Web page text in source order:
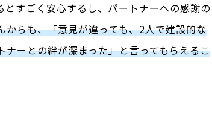
すごく安心するし、パートナーへの感謝の
からも、「意見が違っても、2人で建設的な
ーとの絆が深まった」と言ってもらえるこ